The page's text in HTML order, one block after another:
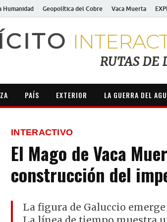
Humanidad Geopolítica del Cobre Vaca Muerta
RUTAS DE
PAÍS EXTERIOR LA GUERRA DEL
INTERACTIVO
El Mago de Vaca
construcción del
La figura de Galuccio